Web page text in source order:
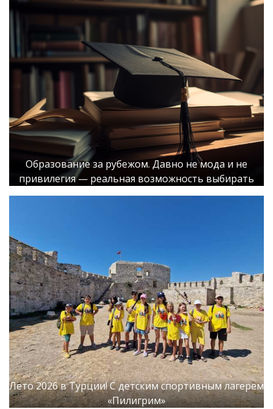
Образование за рубежом. Давно не мода и не
привилегия — реальная возможность выбирать
Лето 2026 в Турции! С детским спортивным лагерем
«Пилигрим»